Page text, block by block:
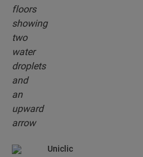
kedykoľvek predtým.
Uniclic